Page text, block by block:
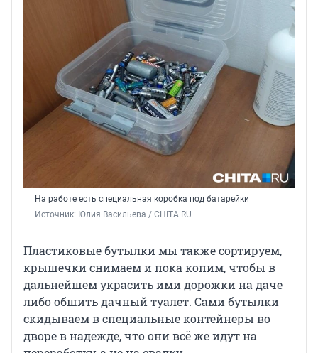
На работе есть специальная коробка под батарейки
Источник: Юлия Васильева / CHITA.RU
Пластиковые бутылки мы также сортируем,
крышечки снимаем и пока копим, чтобы в
дальнейшем украсить ими дорожки на даче
либо обшить дачный туалет. Сами бутылки
скидываем в специальные контейнеры во
дворе в надежде, что они всё же идут на